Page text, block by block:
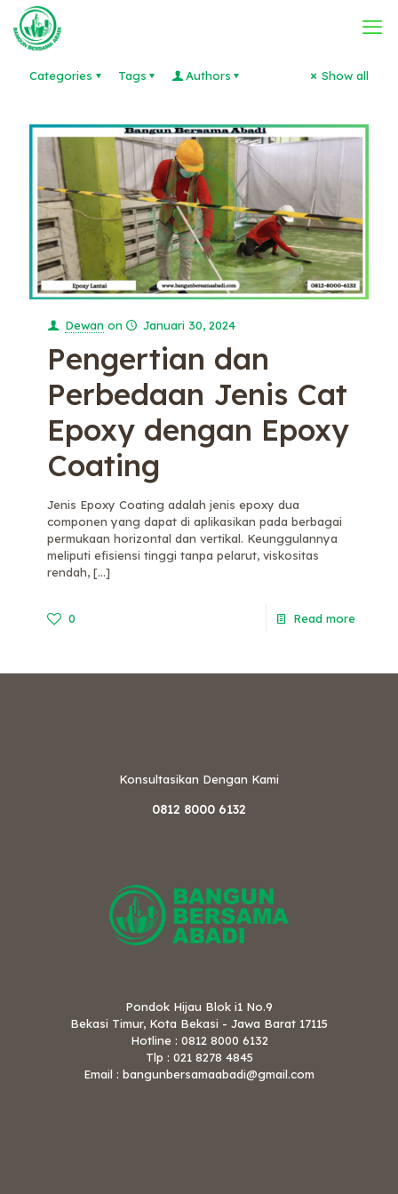
Categories Tags Authors Show all
Dewan on Januari 30, 2024
Pengertian dan
Perbedaan Jenis Cat
Epoxy dengan Epoxy
Coating
Jenis Epoxy Coating adalah jenis epoxy dua
componen yang dapat di aplikasikan pada berbagai
permukaan horizontal dan vertikal. Keunggulannya
meliputi efisiensi tinggi tanpa pelarut, viskositas
rendah, […]
0 Read more
Konsultasikan Dengan Kami
0812 8000 6132
Pondok Hijau Blok i1 No.9
Bekasi Timur, Kota Bekasi - Jawa Barat 17115
Hotline : 0812 8000 6132
Tlp : 021 8278 4845
Email : bangunbersamaabadi@gmail.com